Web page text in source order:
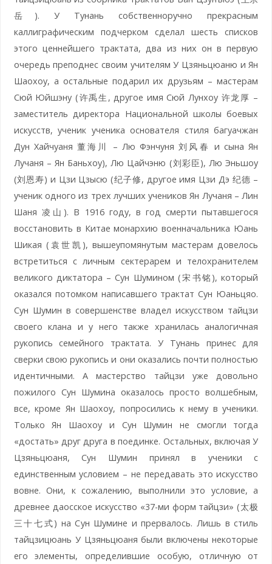
岳). У Тунань собственноручно прекрасным
каллиграфическим подчерком сделал шесть списков
этого ценнейшего трактата, два из них он в первую
очередь преподнес своим учителям У Цзяньцюаню и Ян
Шаохоу, а остальные подарил их друзьям – мастерам
Сюй Юйшэну (许禹生, другое имя Сюй Лунхоу 许龙厚 –
заместитель директора Национальной школы боевых
искусств, ученик ученика основателя стиля багуачжан
Дун Хайчуаня 董海川 – Лю Фэнчуня 刘风春 и сына Ян
Лучаня – Ян Баньхоу), Лю Цайчэню (刘彩臣), Лю Эньшоу
(刘恩寿) и Цзи Цзысю (纪子修, другое имя Цзи Дэ 纪德 –
ученик одного из трех лучших учеников Ян Лучаня – Лин
Шаня 凌山). В 1916 году, в год смерти пытавшегося
восстановить в Китае монархию военначальника Юань
Шикая (袁世凯), вышеупомянутым мастерам довелось
встретиться с личным сектерарем и телохранителем
великого диктатора – Сун Шумином (宋书铭), который
оказался потомком написавшего трактат Сун Юаньцяо.
Сун Шумин в совершенстве владел искусством тайцзи
своего клана и у него также хранилась аналогичная
рукопись семейного трактата. У Тунань принес для
сверки свою рукопись и они оказались почти полностью
идентичными. А мастерство тайцзи уже довольно
пожилого Сун Шумина оказалось просто волшебным,
все, кроме Ян Шаохоу, попросились к нему в ученики.
Только Ян Шаохоу и Сун Шумин не смогли тогда
«достать» друг друга в поединке. Остальных, включая У
Цзяньцюаня, Сун Шумин принял в ученики с
единственным условием – не передавать это искусство
вовне. Они, к сожалению, выполнили это условие, а
древнее даосское искусство «37-ми форм тайцзи» (太极
三十七式) на Сун Шумине и прервалось. Лишь в стиль
тайцзицюань У Цзяньцюаня были включены некоторые
его элементы, определившие особую, отличную от